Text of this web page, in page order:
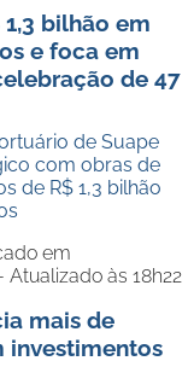
bilhão em
e foca em
de 47
de Suape
com obras de
de R$ 1,3 bilhão
em
às 18h22
mais de
investimentos